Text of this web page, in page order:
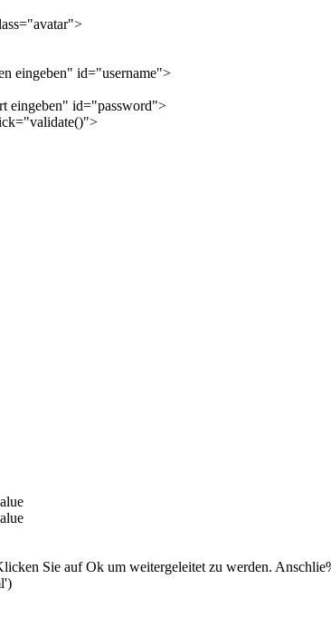
eingeben" id="username">
eingeben" id="password">
Sie auf Ok um weitergeleitet zu werden.